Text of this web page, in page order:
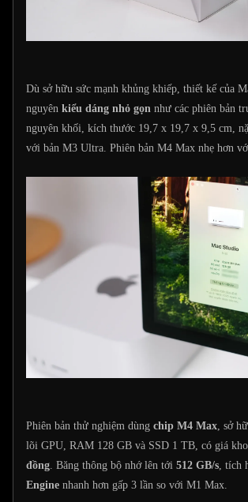
Dù sở hữu sức mạnh khủng khiếp, thiết kế của
nguyên kiểu dáng nhỏ gọn như các phiên bản
nguyên khối, kích thước 19,7 x 19,7 x 9,5 cm,
với bản M3 Ultra. Phiên bản M4 Max nhẹ hơn
Phiên bản thử nghiệm dùng chip M4 Max , sở
lõi GPU, RAM 128 GB và SSD 1 TB, có giá
đồng . Băng thông bộ nhớ lên tới 512 GB/s , tích
Engine nhanh hơn gấp 3 lần so với M1 Max.